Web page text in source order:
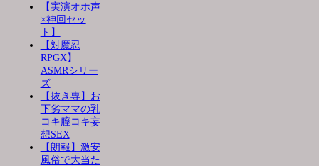
【実演オホ声
×神回セッ
ト】
【対魔忍
RPGX】
ASMRシリー
ズ
【抜き専】お
下劣ママの乳
コキ膣コキ妄
想SEX
【朗報】激安
風俗で大当た